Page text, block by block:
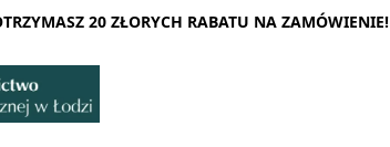
20 ZŁORYCH RABATU NA ZAMÓWIENIE!